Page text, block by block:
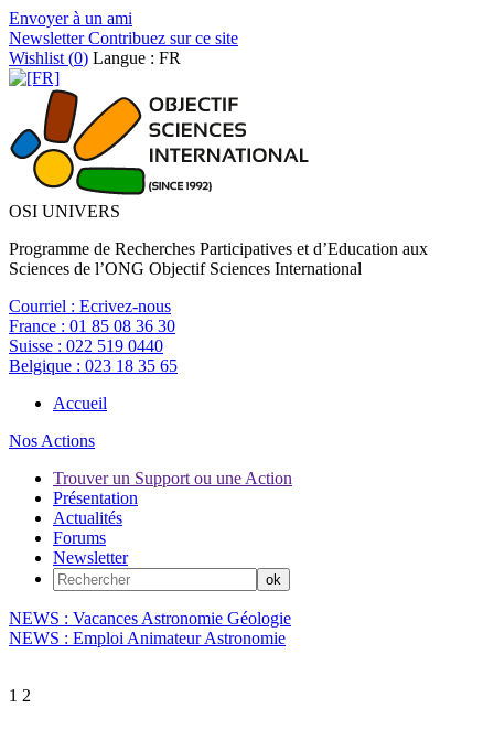
Envoyer à un ami
NewsletterContribuez sur ce site
Wishlist (0) Langue : FR
OSI UNIVERS
Programme de Recherches Participatives et d’Education aux
Sciences de l’ONG Objectif Sciences International
Courriel : Ecrivez-nous
France : 01 85 08 36 30
Suisse : 022 519 0440
Belgique : 023 18 35 65
Accueil
Nos Actions
Trouver un Support ou une Action
Présentation
Actualités
Forums
Newsletter
NEWS : Vacances Astronomie Géologie
NEWS : Emploi Animateur Astronomie
1 2